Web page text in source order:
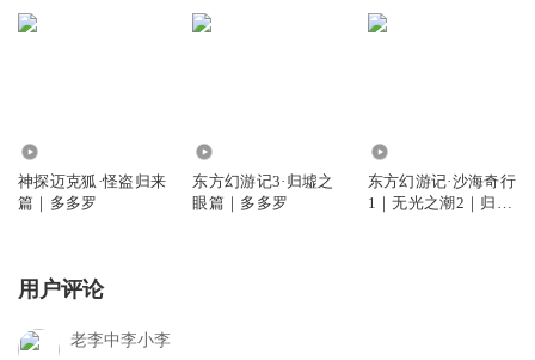
神探迈克狐·怪盗归来
篇｜多多罗
东方幻游记3·归墟之
眼篇｜多多罗
东方幻游记·沙海奇行
1｜无光之潮2｜归墟
用户评论
老李中李小李